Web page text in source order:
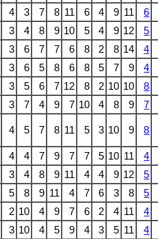
4 3 7 8 11 6 4 9 11 6
3 4 8 9 10 5 4 9 12 5
3 6 7 7 6 8 2 8 14 4
3 6 5 8 6 8 5 7 9 4
3 5 6 7 12 8 2 10 10 8
3 7 4 9 7 10 4 8 9 7
4 5 7 8 11 5 3 10 9 8
4 4 7 9 7 7 5 10 11 4
3 4 8 9 11 4 4 9 12 5
5 8 9 11 4 7 6 3 8 5
2 10 4 9 7 6 2 4 11 4
3 10 4 5 9 4 3 5 11 4